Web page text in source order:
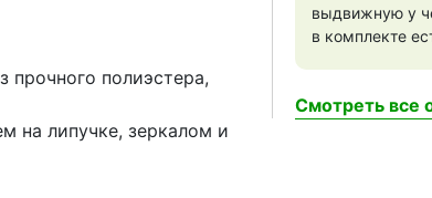
выдвижную у
в комплекте
Смотреть все
полиэстера,
на липучке, зеркалом и